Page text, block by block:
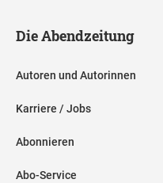
Die Abendzeitung
Autoren und Autorinnen
Karriere / Jobs
Abonnieren
Abo-Service